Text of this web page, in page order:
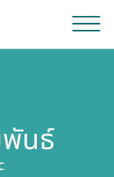
พันธ์